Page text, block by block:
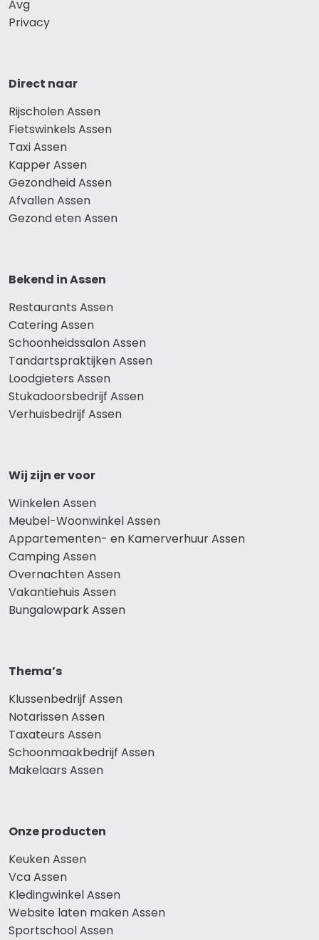
Avg
Privacy
Direct naar
Rijscholen Assen
Fietswinkels Assen
Taxi Assen
Kapper Assen
Gezondheid Assen
Afvallen Assen
Gezond eten Assen
Bekend in Assen
Restaurants Assen
Catering Assen
Schoonheidssalon Assen
Tandartspraktijken Assen
Loodgieters Assen
Stukadoorsbedrijf Assen
Verhuisbedrijf Assen
Wij zijn er voor
Winkelen Assen
Meubel-Woonwinkel Assen
Appartementen- en Kamerverhuur Assen
Camping Assen
Overnachten Assen
Vakantiehuis Assen
Bungalowpark Assen
Thema’s
Klussenbedrijf Assen
Notarissen Assen
Taxateurs Assen
Schoonmaakbedrijf Assen
Makelaars Assen
Onze producten
Keuken Assen
Vca Assen
Kledingwinkel Assen
Website laten maken Assen
Sportschool Assen